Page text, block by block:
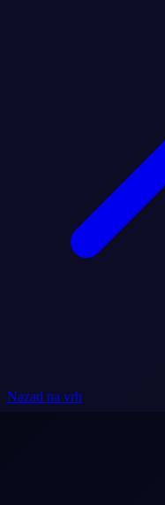
Nazad na vrh